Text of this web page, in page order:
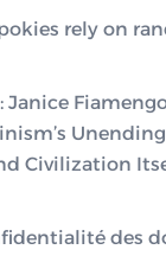
rely on
Fiamengo
Civilization
des